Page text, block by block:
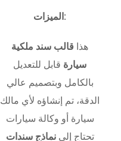
الميزات:
هذا قالب سند ملكية
سيارة قابل للتعديل
بالكامل وبتصميم عالي
الدقة، تم إنشاؤه لأي مالك
سيارة أو وكالة سيارات
تحتاج إلىنماذج سندات